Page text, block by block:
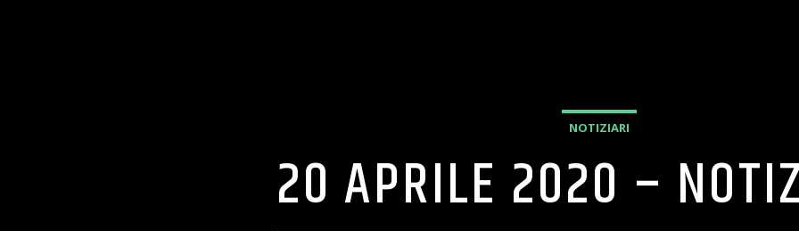
NOTIZIARI
20 APRILE 2020 –